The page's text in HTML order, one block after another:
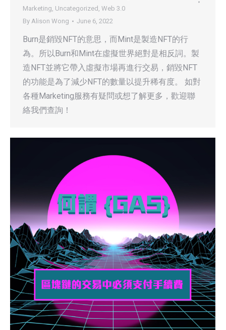
Marketing, Uncategorized , Web 3.0
By Alison Wong June 6, 2022
Burn是銷毀NFT的意思，而Mint是製造NFT的行
為。所以Burn和Mint在虛擬世界絕對是相反詞。製
造NFT並將它帶入虛擬市場再進行交易，銷毀NFT
的功能是為了減少NFT的數量以提升稀有度。 如對
各種Marketing服務有疑問或想了解更多，歡迎聯
絡我們查詢！